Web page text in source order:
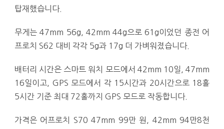
탑재했습니다.
무게는 47mm 56g, 42mm 44g으로 61g이었던 종전 어
프로치 S62 대비 각각 5g과 17g 더 가벼워졌습니다.
배터리 시간은 스마트 워치 모드에서 42mm 10일, 47mm
16일이고, GPS 모드에서 각 15시간과 20시간으로 18홀
5시간 기준 최대 72홀까지 GPS 모드로 작동합니다.
가격은 어프로치 S70 47mm 99만 원, 42mm 94만8천